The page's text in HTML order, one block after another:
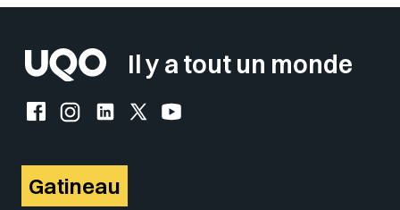
Il y a tout un monde
Facebook de l'UQO
Instagram de l'UQO
LinkedIn de l'UQO
X (Twitter) de l'UQO
YouTube de l'UQO
Gatineau